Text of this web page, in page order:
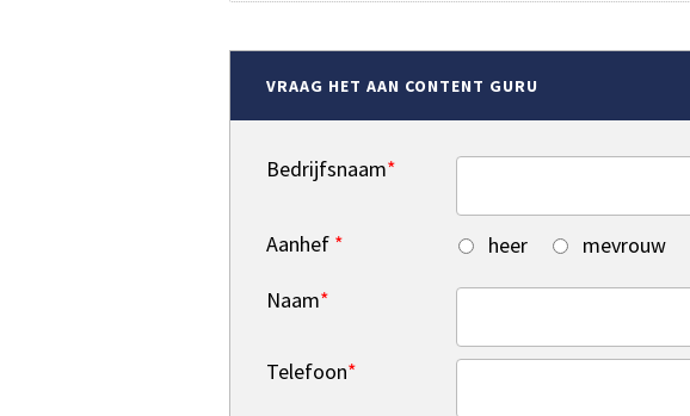
VRAAG HET AAN CONTENT GURU
Bedrijfsnaam*
Aanhef * heer
mevrouw
Naam*
Telefoon*